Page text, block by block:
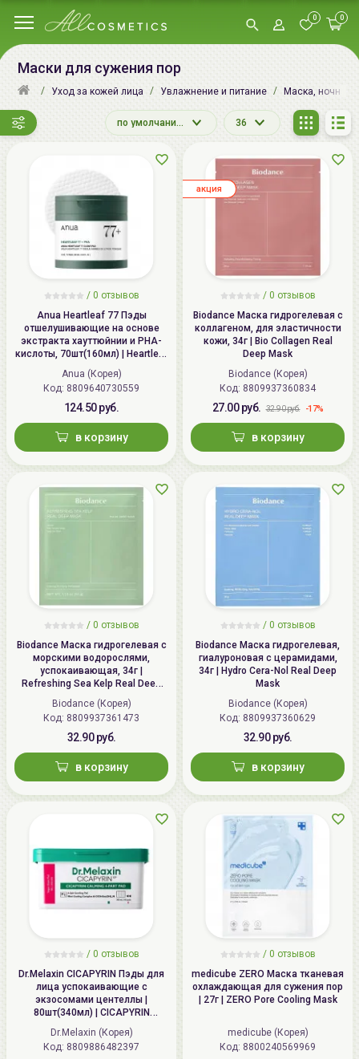
0 0
Маски для сужения пор
Уход за кожей лица Увлажнение и питание Маска, ночная
по умолчанию 36
/ 0 отзывов
Anua Heartleaf 77 Пэды
отшелушивающие на основе
экстракта хауттюйнии и PHA-
кислоты, 70шт(160мл) | Heartleaf
77 Clear Pad
Anua (Корея)
Код: 8809640730559
124.50 руб.
в корзину
/ 0 отзывов
Biodance Маска гидрогелевая с
коллагеном, для эластичности
кожи, 34г | Bio Collagen Real
Deep Mask
Biodance (Корея)
Код: 8809937360834
27.00 руб. 32.90 руб. -17%
в корзину
aкция
/ 0 отзывов
Biodance Маска гидрогелевая с
морскими водорослями,
успокаивающая, 34г |
Refreshing Sea Kelp Real Deep
Mask
Biodance (Корея)
Код: 8809937361473
32.90 руб.
в корзину
/ 0 отзывов
Biodance Маска гидрогелевая,
гиалуроновая с церамидами,
34г | Hydro Cera-Nol Real Deep
Mask
Biodance (Корея)
Код: 8809937360629
32.90 руб.
в корзину
/ 0 отзывов
Dr.Melaxin CICAPYRIN Пэды для
лица успокаивающие с
экзосомами центеллы |
80шт(340мл) | CICAPYRIN
Calming 4-Part Pad
Dr.Melaxin (Корея)
Код: 8809886482397
/ 0 отзывов
medicube ZERO Маска тканевая
охлаждающая для сужения пор
| 27г | ZERO Pore Cooling Mask
medicube (Корея)
Код: 8800240569969